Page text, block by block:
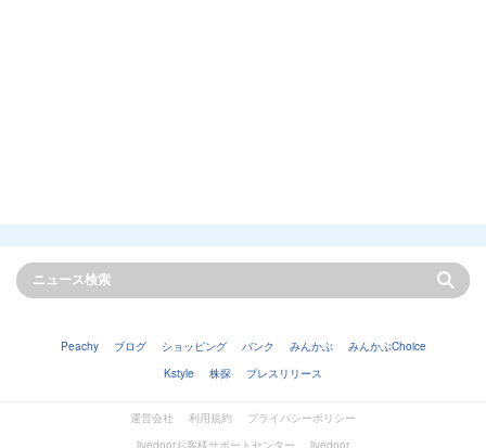
Peachy ブログ ショッピング バンク みんかぶ
みんかぶChoice
Kstyle
株探 プレスリリース
運営会社 利用規約
プライバシーポリシー
livedoorお客様サポートセンター
livedoor